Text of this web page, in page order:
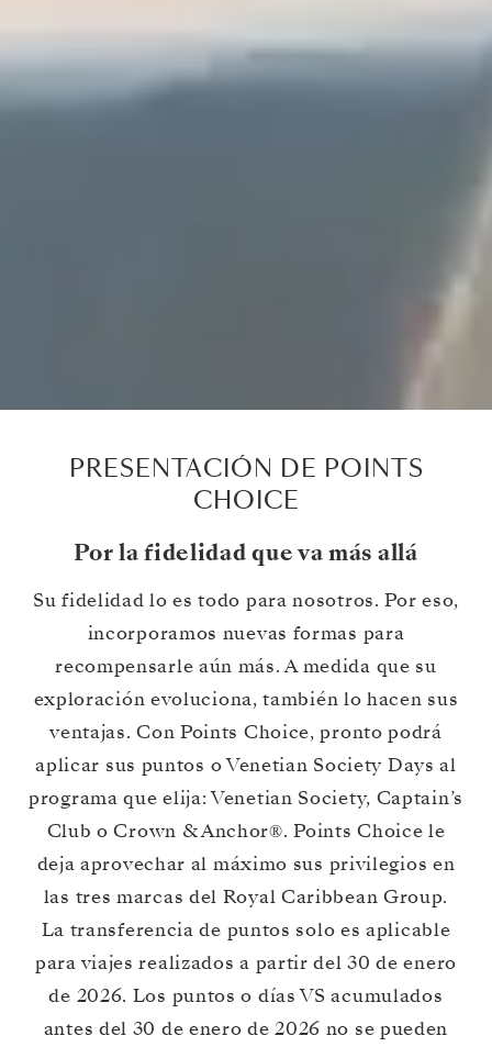
PRESENTACIÓN DE POINTS
CHOICE
Por la fidelidad que va más allá
Su fidelidad lo es todo para nosotros. Por eso,
incorporamos nuevas formas para
recompensarle aún más. A medida que su
exploración evoluciona, también lo hacen sus
ventajas. Con Points Choice, pronto podrá
aplicar sus puntos o Venetian Society Days al
programa que elija: Venetian Society, Captain’s
Club o Crown & Anchor®. Points Choice le
deja aprovechar al máximo sus privilegios en
las tres marcas del Royal Caribbean Group.
La transferencia de puntos solo es aplicable
para viajes realizados a partir del 30 de enero
de 2026. Los puntos o días VS acumulados
antes del 30 de enero de 2026 no se pueden